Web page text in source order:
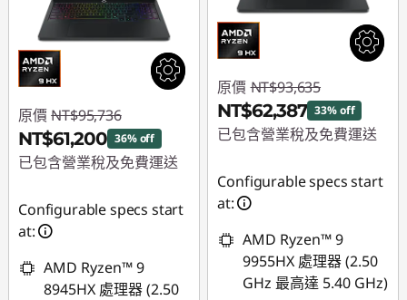
原價 NT$95,736
NT$61,200 36% off
已包含營業稅及免費運送
NT$34,536
Configurable specs start
at:
AMD Ryzen™ 9
8945HX 處理器 (2.50
原價 NT$93,635
NT$62,387 33% off
已包含營業稅及免費運送
NT$31,248
Configurable specs start
at:
AMD Ryzen™ 9
9955HX 處理器 (2.50
GHz 最高達 5.40 GHz)